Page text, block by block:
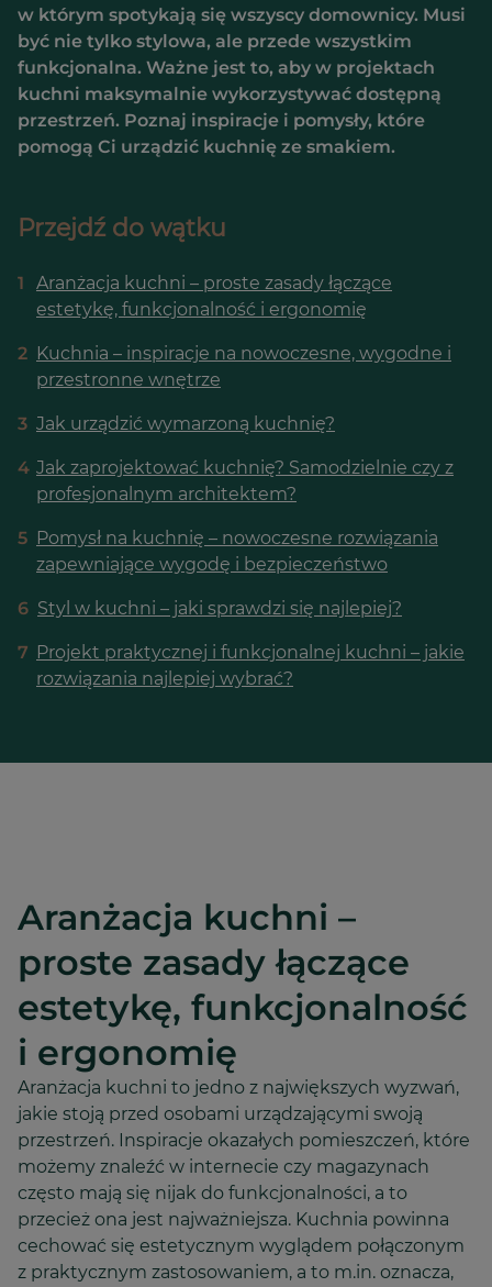
w którym spotykają się wszyscy domownicy. Musi
być nie tylko stylowa, ale przede wszystkim
funkcjonalna. Ważne jest to, aby w projektach
kuchni maksymalnie wykorzystywać dostępną
przestrzeń. Poznaj inspiracje i pomysły, które
pomogą Ci urządzić kuchnię ze smakiem.
Przejdź do wątku
1
Aranżacja kuchni – proste zasady łączące
estetykę, funkcjonalność i ergonomię
2 Kuchnia – inspiracje na nowoczesne, wygodne i
przestronne wnętrze
3 Jak urządzić wymarzoną kuchnię?
4 Jak zaprojektować kuchnię? Samodzielnie czy z
profesjonalnym architektem?
5 Pomysł na kuchnię – nowoczesne rozwiązania
zapewniające wygodę i bezpieczeństwo
6 Styl w kuchni – jaki sprawdzi się najlepiej?
7 Projekt praktycznej i funkcjonalnej kuchni – jakie
rozwiązania najlepiej wybrać?
Aranżacja kuchni –
proste zasady łączące
estetykę, funkcjonalność
i ergonomię
Aranżacja kuchni to jedno z największych wyzwań,
jakie stoją przed osobami urządzającymi swoją
przestrzeń. Inspiracje okazałych pomieszczeń, które
możemy znaleźć w internecie czy magazynach
często mają się nijak do funkcjonalności, a to
przecież ona jest najważniejsza. Kuchnia powinna
cechować się estetycznym wyglądem połączonym
z praktycznym zastosowaniem, a to m.in. oznacza,